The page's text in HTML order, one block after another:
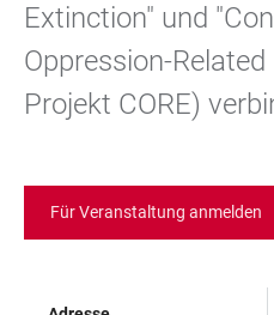
Extinction" und
Oppression-
Projekt CORE)
Für Veranstaltung anmelden